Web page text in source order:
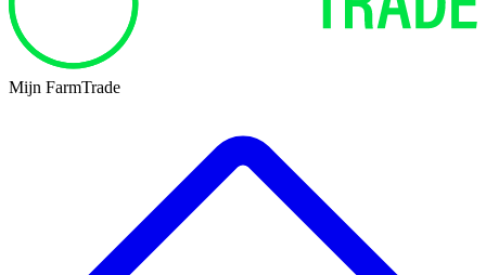
Mijn FarmTrade